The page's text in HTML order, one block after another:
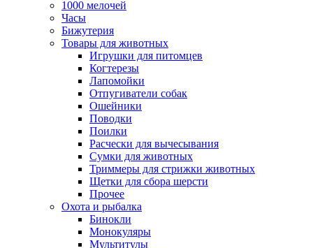
1000 мелочей
Часы
Бижутерия
Товары для животных
Игрушки для питомцев
Когтерезы
Лапомойки
Отпугиватели собак
Ошейники
Поводки
Поилки
Расчески для вычесывания
Сумки для животных
Триммеры для стрижки животных
Щетки для сбора шерсти
Прочее
Охота и рыбалка
Бинокли
Монокуляры
Мультитулы